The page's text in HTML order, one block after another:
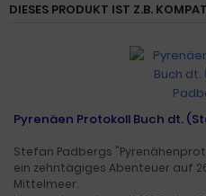
DIESES PRODUKT IST Z.B.
Pyrenäen Protokoll Buch dt.
Stefan Padbergs
ein zehntägiges Abenteuer auf
Mittelmeer.